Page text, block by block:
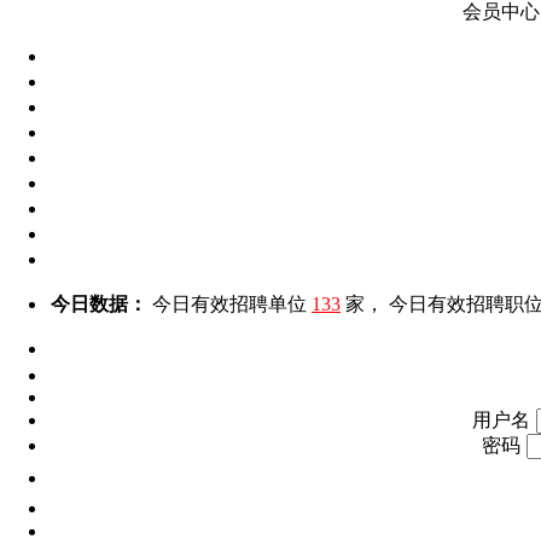
会员中心
今日数据： 今日有效招聘单位 133 家， 今日有效招聘职
用户名
密码